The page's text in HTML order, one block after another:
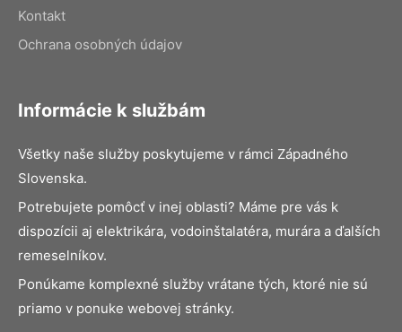
Kontakt
Ochrana osobných údajov
Informácie k službám
Všetky naše služby poskytujeme v rámci Západného
Slovenska.
Potrebujete pomôcť v inej oblasti? Máme pre vás k
dispozícii aj elektrikára, vodoinštalatéra, murára a ďalších
remeselníkov.
Ponúkame komplexné služby vrátane tých, ktoré nie sú
priamo v ponuke webovej stránky.